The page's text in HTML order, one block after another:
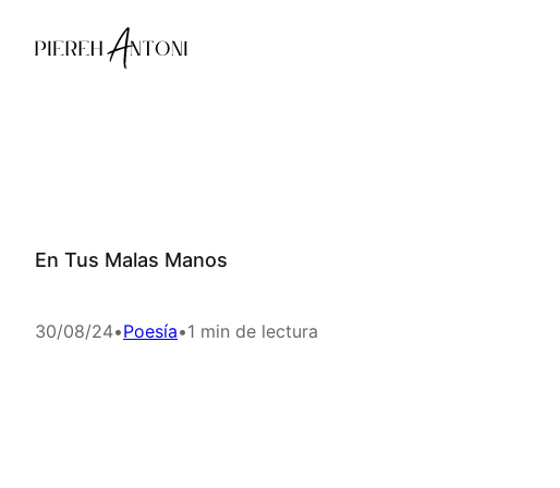
En Tus Malas Manos
30/08/24•Poesía•1 min de lectura